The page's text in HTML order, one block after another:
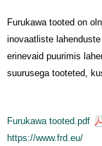
Furukawa tooted on
inovaatliste
erinevaid puurimis
suurusega tooteted,
Furukawa tooted.pdf
https://www.frd.eu/